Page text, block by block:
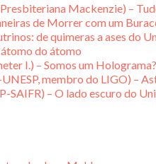
Mackenzie) –
de Morrer com um
de quimeras a ases do
do átomo
I.) – Somos um Holograma?
membro do LIGO) –
SAIFR) – O lado escuro do